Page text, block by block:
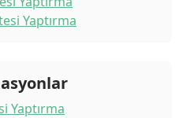
Yaptırma
Yaptırma